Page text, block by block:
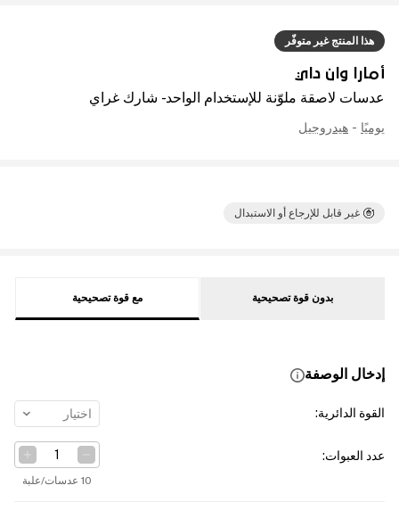
هذا المنتج غير متوفّر
أمارا وان داي
عدسات لاصقة ملوّنة للإستخدام الواحد - شارك غراي
يوميًا - هيدروجيل
غير قابل للإرجاع أو الاستبدال
بدون قوة تصحيحية مع قوة تصحيحية
إدخال الوصفة
القوة الدائرية: اختيار
عدد العبوات:
10 عدسات/علبة